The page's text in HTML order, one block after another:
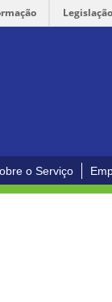
Legislação
o Serviço